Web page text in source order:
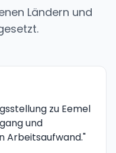
Ländern und
zu Eemel
und
Arbeitsaufwand."